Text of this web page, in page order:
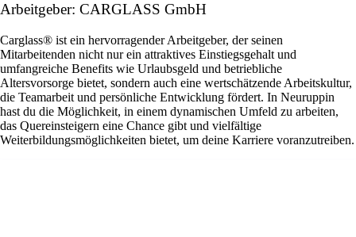
Arbeitgeber: CARGLASS GmbH
Carglass® ist ein hervorragender Arbeitgeber, der seinen
Mitarbeitenden nicht nur ein attraktives Einstiegsgehalt und
umfangreiche Benefits wie Urlaubsgeld und betriebliche
Altersvorsorge bietet, sondern auch eine wertschätzende Arbeitskultur,
die Teamarbeit und persönliche Entwicklung fördert. In Neuruppin
hast du die Möglichkeit, in einem dynamischen Umfeld zu arbeiten,
das Quereinsteigern eine Chance gibt und vielfältige
Weiterbildungsmöglichkeiten bietet, um deine Karriere voranzutreiben.